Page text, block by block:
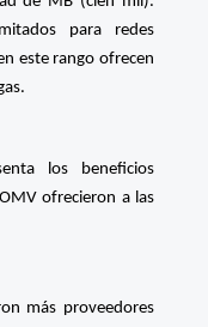
para redes
este rango ofrecen
los beneficios
ofrecieron a las
más proveedores